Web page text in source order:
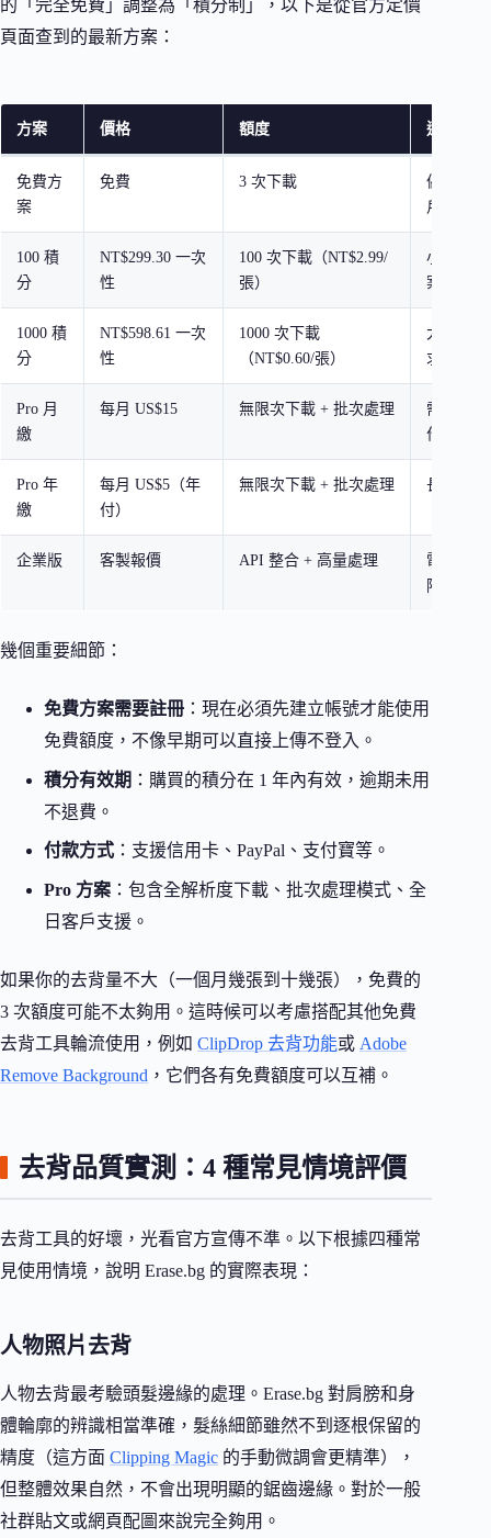
的「完全免費」調整為「積分制」，以下是從官方定價
頁面查到的最新方案：
方案 價格 額度 適合對象
免費方
案
免費 3 次下載
偶爾去
戶
100 積
分
NT$299.30 一次
性
100 次下載（NT$2.99/
張）
小型電
案者
1000 積
分
NT$598.61 一次
性
1000 次下載
（NT$0.60/張）
大量商
求
Pro 月
繳
每月 US$15 無限次下載 + 批次處理
需要頻
作者
Pro 年
繳
每月 US$5（年
付）
無限次下載 + 批次處理 長期使用
企業版 客製報價 API 整合 + 高量處理
電商平
隊
幾個重要細節：
免費方案需要註冊 ：現在必須先建立帳號才能使用
免費額度，不像早期可以直接上傳不登入。
積分有效期 ：購買的積分在 1 年內有效，逾期未用
不退費。
付款方式 ：支援信用卡、PayPal、支付寶等。
Pro 方案 ：包含全解析度下載、批次處理模式、全
日客戶支援。
如果你的去背量不大（一個月幾張到十幾張），免費的
3 次額度可能不太夠用。這時候可以考慮搭配其他免費
去背工具輪流使用，例如 ClipDrop 去背功能或 Adobe
Remove Background ，它們各有免費額度可以互補。
去背品質實測：4 種常見情境評價
去背工具的好壞，光看官方宣傳不準。以下根據四種常
見使用情境，說明 Erase.bg 的實際表現：
人物照片去背
人物去背最考驗頭髮邊緣的處理。Erase.bg 對肩膀和身
體輪廓的辨識相當準確，髮絲細節雖然不到逐根保留的
精度（這方面 Clipping Magic 的手動微調會更精準），
但整體效果自然，不會出現明顯的鋸齒邊緣。對於一般
社群貼文或網頁配圖來說完全夠用。